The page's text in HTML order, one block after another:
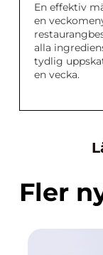
En effektiv
en
alla
tydlig
en vecka.
Fler